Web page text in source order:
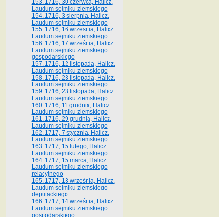
153. 1716, 30 czerwca, Halicz.
Laudum sejmiku ziemskiego
154. 1716, 3 sierpnia, Halicz.
Laudum sejmiku ziemskiego
155. 1716, 16 września, Halicz.
Laudum sejmiku ziemskiego
156. 1716, 17 września, Halicz.
Laudum sejmiku ziemskiego
gospodarskiego
157. 1716, 12 listopada, Halicz.
Laudum sejmiku ziemskiego
158. 1716, 23 listopada, Halicz.
Laudum sejmiku ziemskiego
159. 1716, 23 listopada, Halicz.
Laudum sejmiku ziemskiego
160. 1716, 11 grudnia, Halicz.
Laudum sejmiku ziemskiego
161. 1716, 29 grudnia, Halicz.
Laudum sejmiku ziemskiego
162. 1717, 7 stycznia, Halicz.
Laudum sejmiku ziemskiego
163. 1717, 15 lutego, Halicz.
Laudum sejmiku ziemskiego
164. 1717, 15 marca, Halicz.
Laudum sejmiku ziemskiego
relacyjnego
165. 1717, 13 września, Halicz.
Laudum sejmiku ziemskiego
deputackiego
166. 1717, 14 września, Halicz.
Laudum sejmiku ziemskiego
gospodarskiego